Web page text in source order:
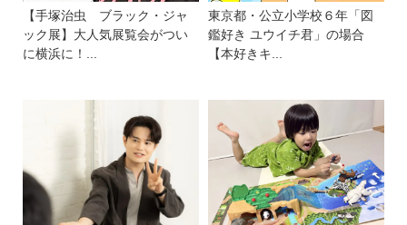
【手塚治虫 ブラック・ジャ
ック展】大人気展覧会がつい
に横浜に！...
東京都・公立小学校６年「図
鑑好き ユウイチ君」の場合
【本好きキ...